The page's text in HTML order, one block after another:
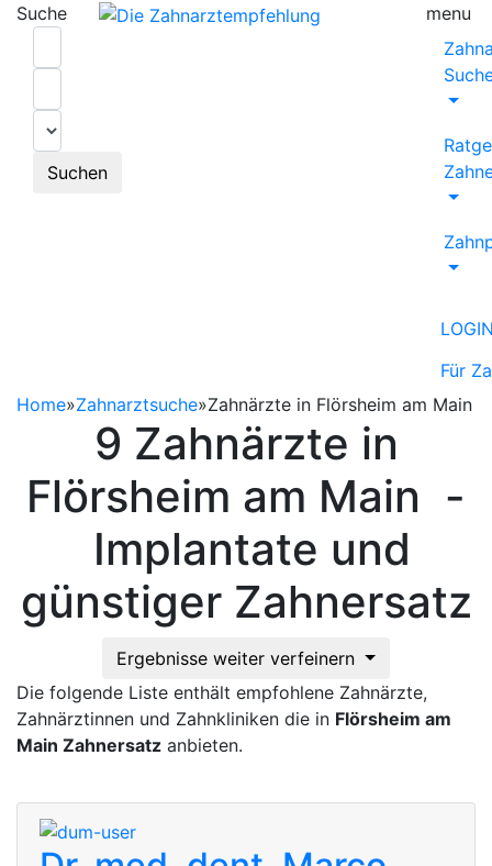
Suche
Suchen
menu
Für
Home»Zahnarztsuche»Zahnärzte in Flörsheim am Main
9 Zahnärzte in
Flörsheim am Main -
Implantate und
günstiger Zahnersatz
Ergebnisse weiter verfeinern
Die folgende Liste enthält empfohlene Zahnärzte,
Zahnärztinnen und Zahnkliniken die in Flörsheim am
Main Zahnersatz anbieten.